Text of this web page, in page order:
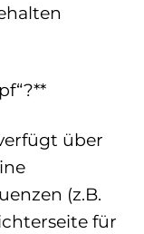
über
(z.B.
für